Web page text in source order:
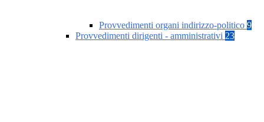
Provvedimenti organi indirizzo-politico 9
Provvedimenti dirigenti - amministrativi 23